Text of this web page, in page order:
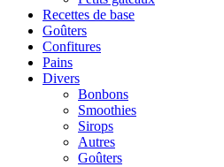
Recettes de base
Goûters
Confitures
Pains
Divers
Bonbons
Smoothies
Sirops
Autres
Goûters